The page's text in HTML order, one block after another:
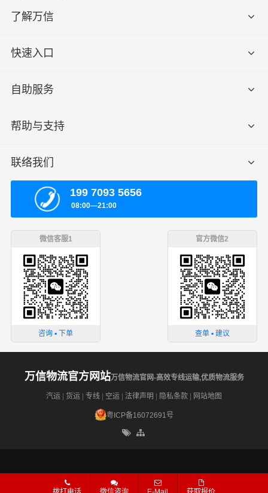
了解万信
快速入口
自助服务
帮助与支持
联络我们
199 7093 5656
08:00—21:00
微信客服1
咨询 ▪ 下单
官方微信2
查单 ▪ 建议
万信物流官方网站万信物流官网-高效专线运输,优质物流服务
汽运 货运 专线 空运 法律声明 隐私条款 网站地图
粤ICP备16072691号